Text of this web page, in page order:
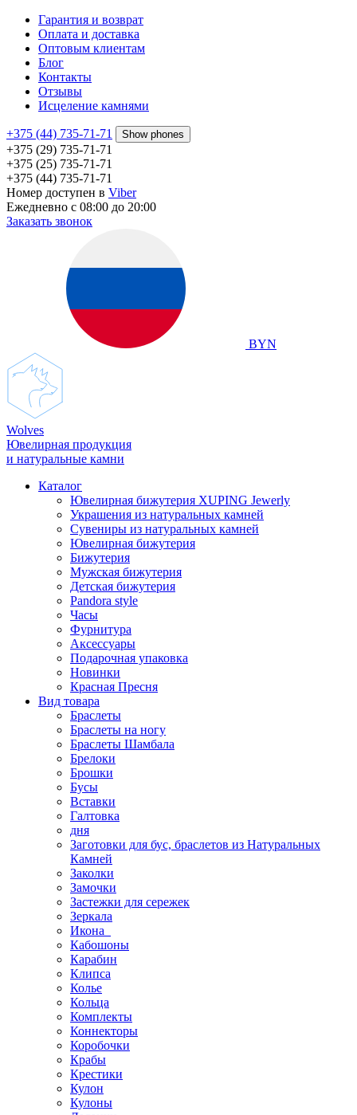
Гарантия и возврат
Оплата и доставка
Оптовым клиентам
Блог
Контакты
Отзывы
Исцеление камнями
+375 (44) 735-71-71 Show phones
+375 (29) 735-71-71
+375 (25) 735-71-71
+375 (44) 735-71-71
Номер доступен в Viber
Ежедневно с 08:00 до 20:00
Заказать звонок
BYN
Wolves
Ювелирная продукция
и натуральные камни
Каталог
Ювелирная бижутерия XUPING Jewerly
Украшения из натуральных камней
Сувениры из натуральных камней
Ювелирная бижутерия
Бижутерия
Мужская бижутерия
Детская бижутерия
Pandora style
Часы
Фурнитура
Аксеcсуары
Подарочная упаковка
Новинки
Красная Пресня
Вид товара
Браслеты
Браслеты на ногу
Браслеты Шамбала
Брелоки
Брошки
Бусы
Вставки
Галтовка
дня
Заготовки для бус, браслетов из Натуральных
Камней
Заколки
Замочки
Застежки для сережек
Зеркала
Икона
Кабошоны
Карабин
Клипса
Колье
Кольца
Комплекты
Коннекторы
Коробочки
Крабы
Крестики
Кулон
Кулоны